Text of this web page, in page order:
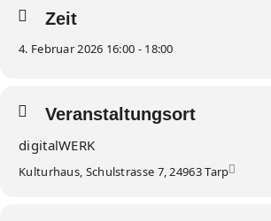
Zeit
4. Februar 2026 16:00 - 18:00
Veranstaltungsort
digitalWERK
Kulturhaus, Schulstrasse 7, 24963 Tarp